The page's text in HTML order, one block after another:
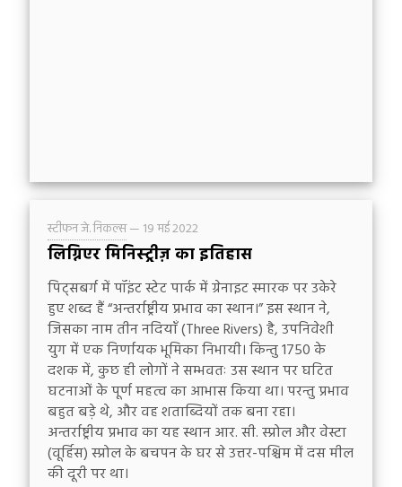
स्टीफन जे. निकल्स— 19 मई 2022
लिग्निएर मिनिस्ट्रीज़ का इतिहास
पिट्सबर्ग में पॉइंट स्टेट पार्क में ग्रेनाइट स्मारक पर उकेरे
हुए शब्द हैं “अन्तर्राष्ट्रीय प्रभाव का स्थान।” इस स्थान ने,
जिसका नाम तीन नदियाँ (Three Rivers) है, उपनिवेशी
युग में एक निर्णायक भूमिका निभायी। किन्तु 1750 के
दशक में, कुछ ही लोगों ने सम्भवतः उस स्थान पर घटित
घटनाओं के पूर्ण महत्व का आभास किया था। परन्तु प्रभाव
बहुत बड़े थे, और वह शताब्दियों तक बना रहा।
अन्तर्राष्ट्रीय प्रभाव का यह स्थान आर. सी. स्प्रोल और वेस्टा
(वूर्हिस) स्प्रोल के बचपन के घर से उत्तर-पश्चिम में दस मील
की दूरी पर था।